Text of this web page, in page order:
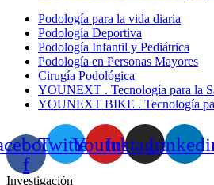
Podología para la vida diaria
Podología Deportiva
Podología Infantil y Pediátrica
Podología en Personas Mayores
Cirugía Podológica
YOUNEXT . Tecnología para la
YOUNEXT BIKE . Tecnología
f
TwitterYoutubeInstagram
Investigación